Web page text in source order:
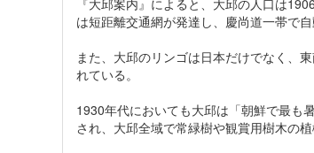
『大邱案内』によると、大邱の人口は
は短距離交通網が発達し、慶尚道一帯で
また、大邱のリンゴは日本だけでなく、
れている。
1930年代においても大邱は「朝鮮で最も
され、大邱全域で常緑樹や観賞用樹木の植